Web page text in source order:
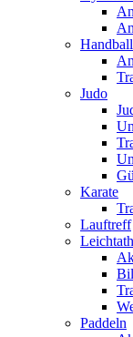
Handball
Judo
Karate
Lauftreff
Paddeln